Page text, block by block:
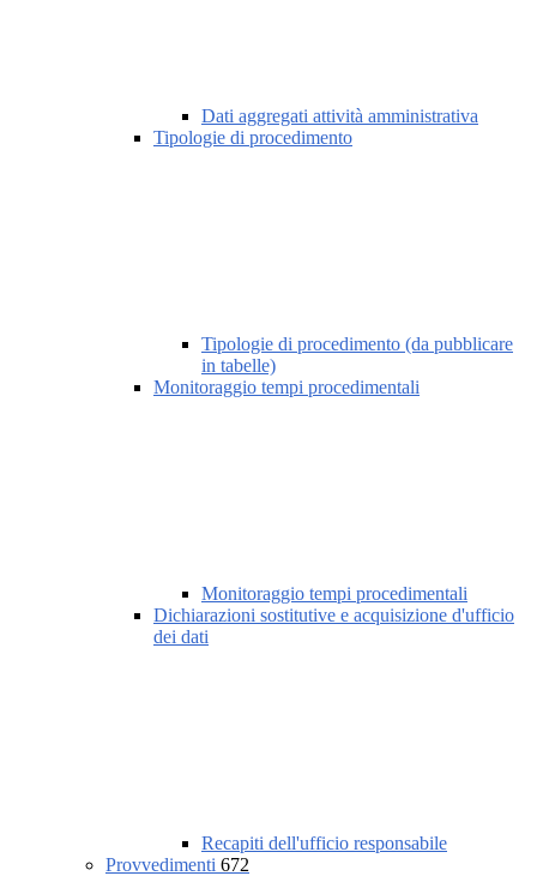
Dati aggregati attività amministrativa
Tipologie di procedimento
Tipologie di procedimento (da pubblicare
in tabelle)
Monitoraggio tempi procedimentali
Monitoraggio tempi procedimentali
Dichiarazioni sostitutive e acquisizione d'ufficio
dei dati
Recapiti dell'ufficio responsabile
Provvedimenti 672